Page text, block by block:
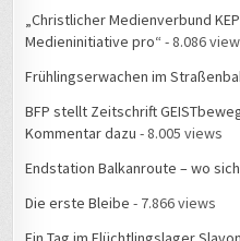
„Christlicher Medienverbund
Medieninitiative pro“ - 8.086
Frühlingserwachen im
BFP stellt Zeitschrift
Kommentar dazu - 8.005 views
Endstation Balkanroute – wo
Die erste Bleibe - 7.866 views